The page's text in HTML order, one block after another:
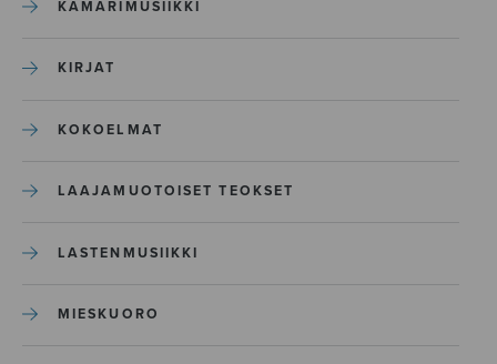
KAMARIMUSIIKKI
KIRJAT
KOKOELMAT
LAAJAMUOTOISET TEOKSET
LASTENMUSIIKKI
MIESKUORO